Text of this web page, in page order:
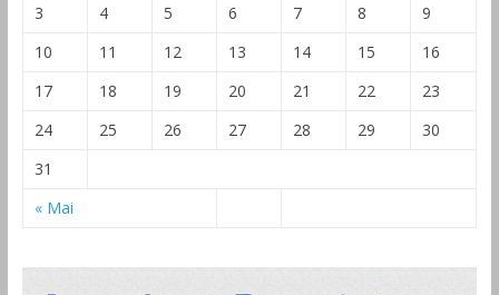
« Mai
3
4 5 6 7 8
9
10
11 12 13 14 15
16
17
18 19 20 21 22
23
24
25 26 27 28 29
30
31